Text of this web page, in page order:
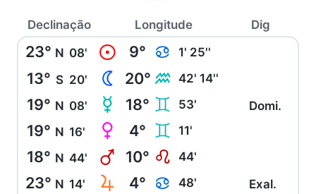
Declinação Longitude Dig
23° N 08' M 9° D 1' 25''
13° S 20' N 20° K 42' 14''
19° N 08' O 18° C 53' Domi.
19° N 16' P 4° C 11'
18° N 44' Q 10° E 44'
23° N 14' R 4° D 48' Exal.